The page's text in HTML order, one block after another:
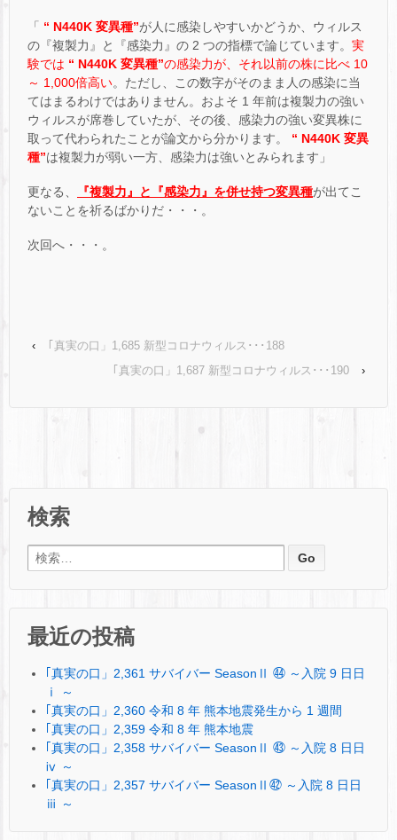
「 “ N440K 変異種”が人に感染しやすいかどうか、ウィルス
の『複製力』と『感染力』の 2 つの指標で論じています。 実
験では “ N440K 変異種”の感染力が、それ以前の株に比べ 10
～ 1,000倍高い。ただし、この数字がそのまま人の感染に当
てはまるわけではありません。およそ 1 年前は複製力の強い
ウィルスが席巻していたが、その後、感染力の強い変異株に
取って代わられたことが論文から分かります。 “ N440K 変異
種”は複製力が弱い一方、感染力は強いとみられます」
更なる、 『複製力』と『感染力』を併せ持つ変異種が出てこ
ないことを祈るばかりだ・・・。
次回へ・・・。
‹
｢真実の口」1,685 新型コロナウィルス･･･188
｢真実の口」1,687 新型コロナウィルス･･･190
›
検索
検索:
最近の投稿
｢真実の口」2,361 サバイバー SeasonⅡ ㊹ ～入院 9 日日
ⅰ ～
｢真実の口」2,360 令和 8 年 熊本地震発生から 1 週間
｢真実の口」2,359 令和 8 年 熊本地震
｢真実の口」2,358 サバイバー SeasonⅡ ㊸ ～入院 8 日日
ⅳ ～
｢真実の口」2,357 サバイバー SeasonⅡ㊷ ～入院 8 日日
ⅲ ～